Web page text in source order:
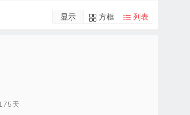
显示 方框 列表
天